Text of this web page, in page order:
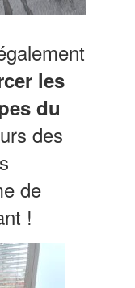
les
du
des
de
!